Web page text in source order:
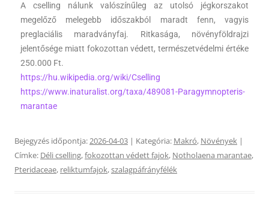
A cselling nálunk valószínűleg az utolsó jégkorszakot
megelőző melegebb időszakból maradt fenn, vagyis
preglaciális maradványfaj. Ritkasága, növényföldrajzi
jelentősége miatt fokozottan védett, természetvédelmi értéke
250.000 Ft.
https://hu.wikipedia.org/wiki/Cselling
https://www.inaturalist.org/taxa/489081-Paragymnopteris-
marantae
Bejegyzés időpontja:2026-04-03 | Kategória: Makró, Növények |
Címke: Déli cselling,fokozottan védett fajok, Notholaena marantae,
Pteridaceae, reliktumfajok,szalagpáfrányfélék